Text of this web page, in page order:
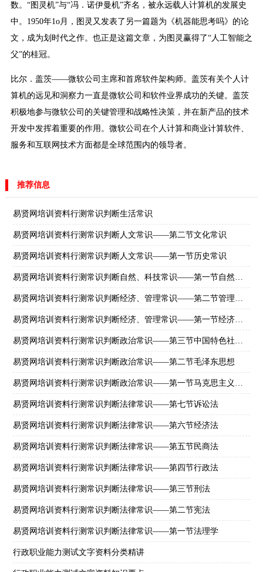
数。“图灵机”与“冯．诺伊曼机”齐名，被永远载人计算机的发展史
中。1950年1o月，图灵又发表了另一篇题为《机器能思考吗》的论
文，成为划时代之作。也正是这篇文章，为图灵赢得了“人工智能之
父”的桂冠。
比尔．盖茨——微软公司主席和首席软件架构师。盖茨有关个人计
算机的远见和洞察力一直是微软公司和软件业界成功的关键。盖茨
积极地参与微软公司的关键管理和战略性决策，并在新产品的技术
开发中发挥着重要的作用。微软公司在个人计算和商业计算软件、
服务和互联网技术方面都是全球范围内的领导者。
推荐信息
易贤网培训资料行测常识判断生活常识
易贤网培训资料行测常识判断人文常识——第二节文化常识
易贤网培训资料行测常识判断人文常识——第一节历史常识
易贤网培训资料行测常识判断自然、科技常识——第一节自然常识
易贤网培训资料行测常识判断经济、管理常识——第二节管理学常识
易贤网培训资料行测常识判断经济、管理常识——第一节经济学常识
易贤网培训资料行测常识判断政治常识——第三节中国特色社会主义理论
易贤网培训资料行测常识判断政治常识——第二节毛泽东思想
易贤网培训资料行测常识判断政治常识——第一节马克思主义理论常识
易贤网培训资料行测常识判断法律常识——第七节诉讼法
易贤网培训资料行测常识判断法律常识——第六节经济法
易贤网培训资料行测常识判断法律常识——第五节民商法
易贤网培训资料行测常识判断法律常识——第四节行政法
易贤网培训资料行测常识判断法律常识——第三节刑法
易贤网培训资料行测常识判断法律常识——第二节宪法
易贤网培训资料行测常识判断法律常识——第一节法理学
行政职业能力测试文字资料分类精讲